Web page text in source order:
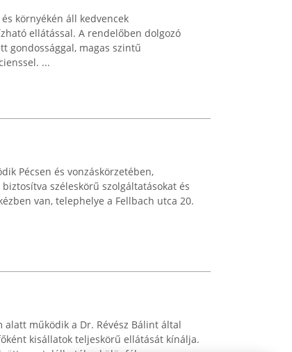
környékén áll kedvencek
ellátással. A rendelőben dolgozó
gondossággal, magas szintű
...
Pécsen és vonzáskörzetében,
széleskörű szolgáltatásokat és
van, telephelye a Fellbach utca 20.
alatt működik a Dr. Révész Bálint által
kisállatok teljeskörű ellátását kínálja.